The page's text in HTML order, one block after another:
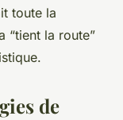
toute la
“tient la route”
de